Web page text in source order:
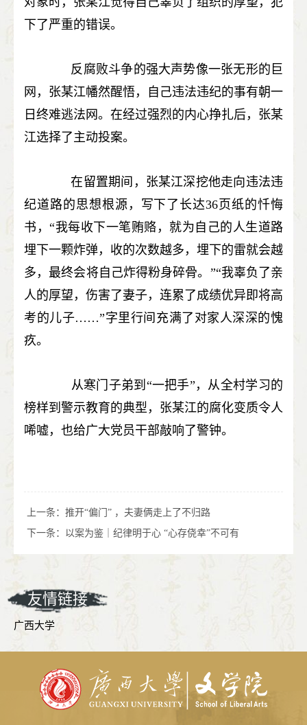
下了严重的错误。
反腐败斗争的强大声势像一张无形的巨
网，张某江幡然醒悟，自己违法违纪的事有朝一
日终难逃法网。在经过强烈的内心挣扎后，张某
江选择了主动投案。
在留置期间，张某江深挖他走向违法违
纪道路的思想根源，写下了长达36页纸的忏悔
书，“我每收下一笔贿赂，就为自己的人生道路
埋下一颗炸弹，收的次数越多，埋下的雷就会越
多，最终会将自己炸得粉身碎骨。”“我辜负了亲
人的厚望，伤害了妻子，连累了成绩优异即将高
考的儿子……”字里行间充满了对家人深深的愧
疚。
从寒门子弟到“一把手”，从全村学习的
榜样到警示教育的典型，张某江的腐化变质令人
唏嘘，也给广大党员干部敲响了警钟。
上一条： 推开“偏门” ，夫妻俩走上了不归路
下一条： 以案为鉴｜纪律明于心 “心存侥幸”不可有
友情链接
广西大学